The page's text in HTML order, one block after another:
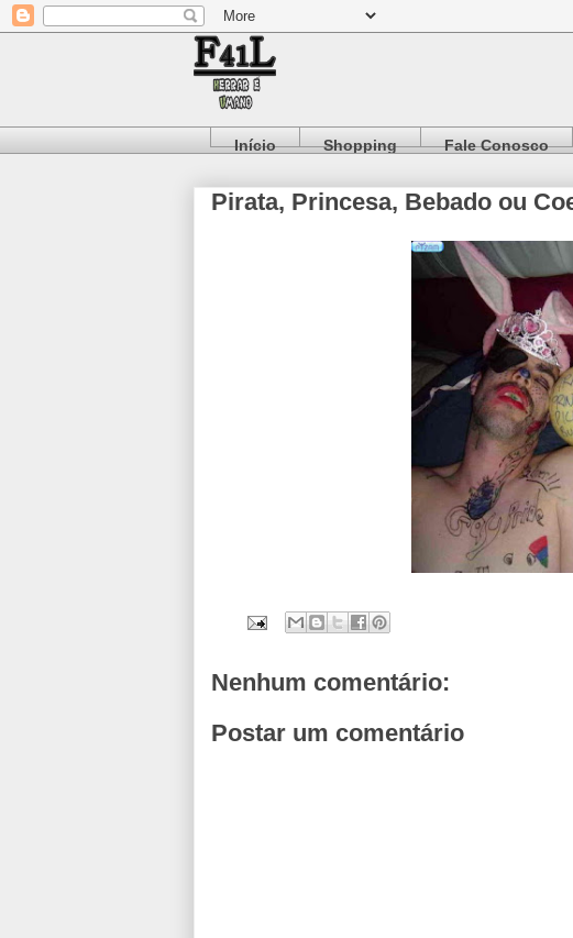
Início Shopping Fale Conosco
Pirata, Princesa, Bebado ou
Nenhum comentário:
Postar um comentário